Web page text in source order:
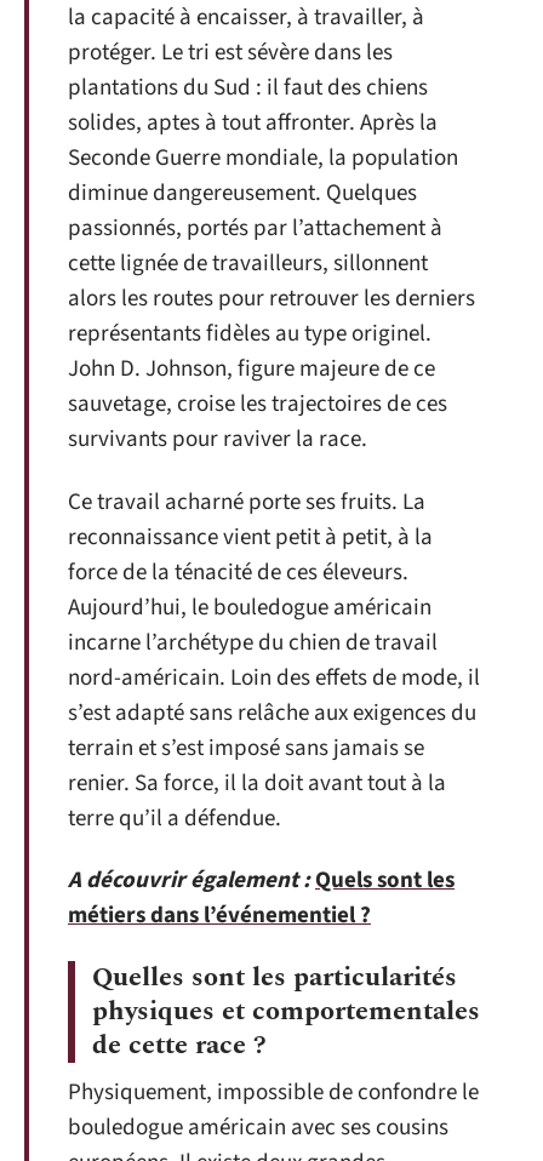
la capacité à encaisser, à travailler, à
protéger. Le tri est sévère dans les
plantations du Sud : il faut des chiens
solides, aptes à tout affronter. Après la
Seconde Guerre mondiale, la population
diminue dangereusement. Quelques
passionnés, portés par l’attachement à
cette lignée de travailleurs, sillonnent
alors les routes pour retrouver les derniers
représentants fidèles au type originel.
John D. Johnson, figure majeure de ce
sauvetage, croise les trajectoires de ces
survivants pour raviver la race.
Ce travail acharné porte ses fruits. La
reconnaissance vient petit à petit, à la
force de la ténacité de ces éleveurs.
Aujourd’hui, le bouledogue américain
incarne l’archétype du chien de travail
nord-américain. Loin des effets de mode, il
s’est adapté sans relâche aux exigences du
terrain et s’est imposé sans jamais se
renier. Sa force, il la doit avant tout à la
terre qu’il a défendue.
A découvrir également :Quels sont les
métiers dans l’événementiel ?
Quelles sont les particularités
physiques et comportementales
de cette race ?
Physiquement, impossible de confondre le
bouledogue américain avec ses cousins